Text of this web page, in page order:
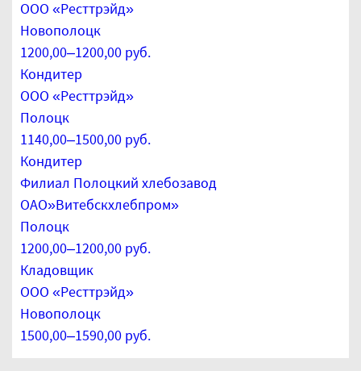
ООО «Ресттрэйд»
Новополоцк
1200,00–1200,00 руб.
Кондитер
ООО «Ресттрэйд»
Полоцк
1140,00–1500,00 руб.
Кондитер
Филиал Полоцкий хлебозавод
ОАО»Витебскхлебпром»
Полоцк
1200,00–1200,00 руб.
Кладовщик
ООО «Ресттрэйд»
Новополоцк
1500,00–1590,00 руб.